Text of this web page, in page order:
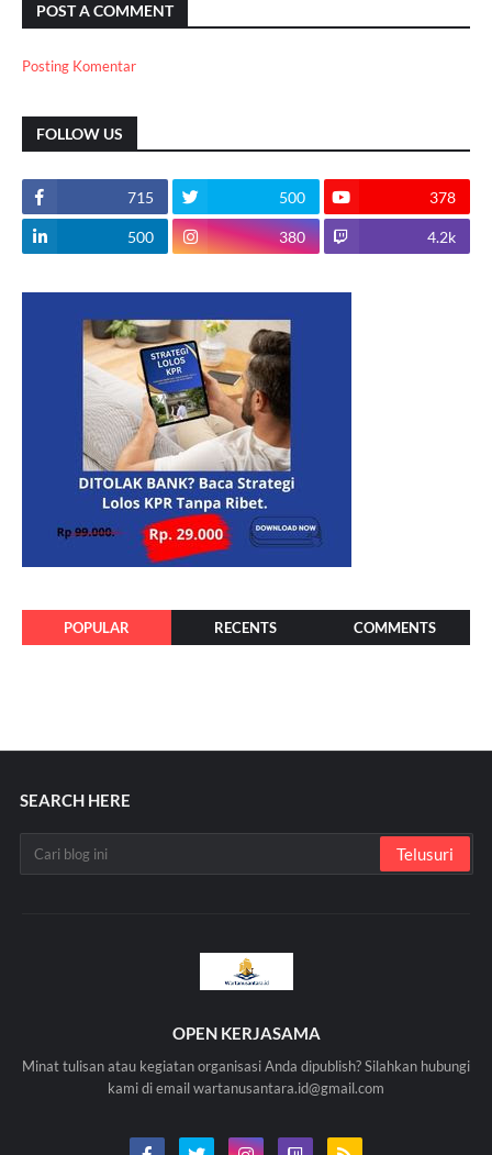
POST A COMMENT
Posting Komentar
FOLLOW US
715 500 378
500 380 4.2k
POPULAR RECENTS COMMENTS
SEARCH HERE
OPEN KERJASAMA
Minat tulisan atau kegiatan organisasi Anda dipublish? Silahkan hubungi
kami di email wartanusantara.id@gmail.com